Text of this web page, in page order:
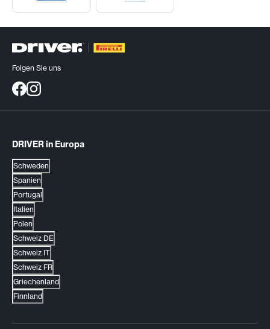
Folgen Sie uns
DRIVER in Europa
Schweden
Spanien
Portugal
Italien
Polen
Schweiz DE
Schweiz IT
Schweiz FR
Griechenland
Finnland